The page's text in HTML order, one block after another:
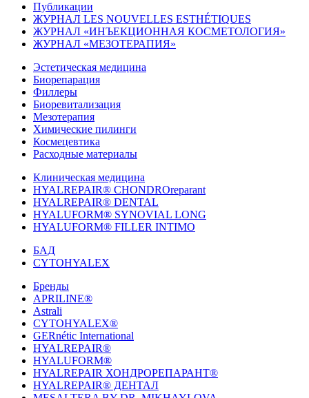
Публикации
ЖУРНАЛ LES NOUVELLES ESTHÉTIQUES
ЖУРНАЛ «ИНЪЕКЦИОННАЯ КОСМЕТОЛОГИЯ»
ЖУРНАЛ «МЕЗОТЕРАПИЯ»
Эстетическая медицина
Биорепарация
Филлеры
Биоревитализация
Мезотерапия
Химические пилинги
Космецевтика
Расходные материалы
Клиническая медицина
HYALREPAIR® CHONDROreparant
HYALREPAIR® DENTAL
HYALUFORM® SYNOVIAL LONG
HYALUFORM® FILLER INTIMO
БАД
CYTOHYALEX
Бренды
APRILINE®
Astrali
CYTOHYALEX®
GERnétic International
HYALREPAIR®
HYALUFORM®
HYALREPAIR ХОНДРОРЕПАРАНТ®
HYALREPAIR® ДЕНТАЛ